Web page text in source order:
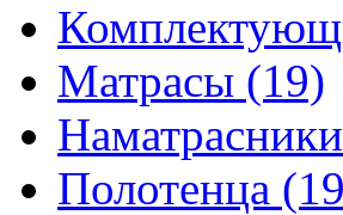
Матрасы (19)
Наматрасники
Полотенца